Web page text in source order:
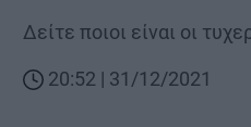
Body
Δείτε ποιοι είναι οι
20:52 | 31/12/2021